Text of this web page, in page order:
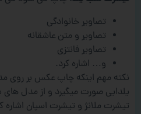
تصاویر خانوادگی
تصاویر و متن عاشقانه
تصاویر فانتزی
و… اشاره کرد.
نکته مهم اینکه چاپ عکس بر روی
یلدایی صورت میگیرد و از مدل های
تیشرت ملانژ و تیشرت اسپان اشاره